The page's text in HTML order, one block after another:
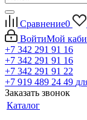
Сравнение0
ВойтиМой
+7 342 291 91 16
+7 342 291 91 16
+7 342 291 91 22
+7 919 489 24 49
Заказать звонок
Каталог